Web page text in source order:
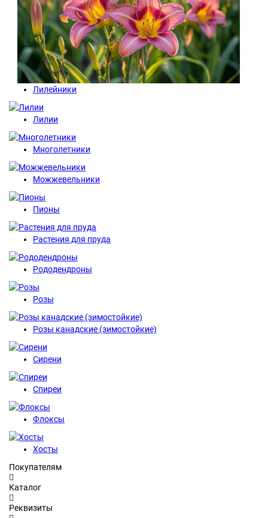
Лилейники
Лилии
Многолетники
Можжевельники
Пионы
Растения для пруда
Рододендроны
Розы
Розы канадские (зимостойкие)
Сирени
Спиреи
Флоксы
Хосты
Покупателям
Каталог
Реквизиты